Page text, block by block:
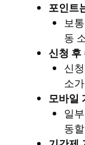
포인트
보
동
신청 후
신
소
모바일
일
동